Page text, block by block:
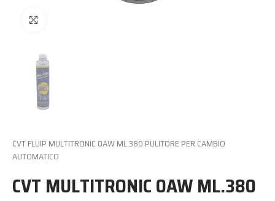
CVT FLUIP MULTITRONIC 0AW ML.380 PULITORE PER CAMBIO
AUTOMATICO
CVT MULTITRONIC 0AW ML.380